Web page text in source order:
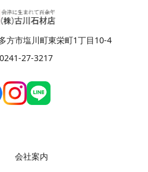
方市塩川町東栄町1丁目10-4
27-3217
会社案内